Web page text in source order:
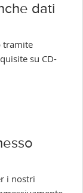
dati
tramite
su CD-
i nostri